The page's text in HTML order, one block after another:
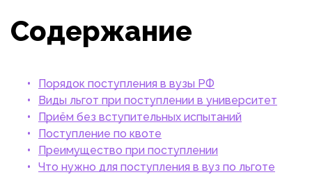
Содержание
Порядок поступления в вузы РФ
Виды льгот при поступлении в университет
Приём без вступительных испытаний
Поступление по квоте
Преимущество при поступлении
Что нужно для поступления в вуз по льготе